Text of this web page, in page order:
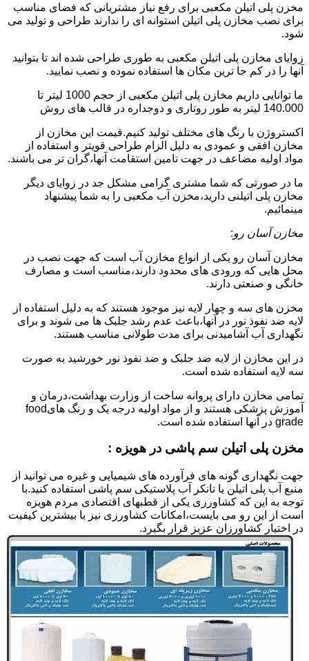
مخزن پلی اتیلن مکعبی برای رفع نیاز مشتریانی که فضای مناسب
برای نصب مخازن پلی اتیلن استوانه ای را ندارند طراحی و تولید می
شود.
زوایای مخازن پلی اتیلن مکعبی به طوری طراحی شده اند تا بتوانید
آنها را در کم جا ترین مکان ها استفاده نموده و نصب نمایید.
ما توانایی داریم مخازن پلی اتیلن مکعبی از حجم 1000 لیتر تا
140.000 لیتر به طور روتاری و دوجداره در قالب های روش
اکستروژن با رنگ های مختلف تولید کنیم.قیمت این مخازن از
مخازن افقی و عمودی به دلیل الزام طراحی قویتر و استفاده از
مواد اولیه مضاعف در جهت تامین استقامت آنها،گران تر می باشند.
ما در صورتی که شما مشتری گرامی مشکل جد در زوایای دیگر
مخازن پلی اتیلنی دارید،مخزن آب مکعبی را به شما پیشنهاد
مینمائیم.
مخازن آسان رو:
مخازن آسان رو یکی از انواع مخازن آب است که جهت نصب در
محل هایی که ورودی های محدود دارند،مناسب است و مصارف
خانگی و صنعتی دارند.
مخزن های سه و چهار لایه نیز موجود هستند که به دلیل استفاده از
لایه ضد نفوذ نور در آنها،باعث عدم رشد جلبک ها می شوند و برای
نگهداری آب آشامیدنی برای مدت طولانی مناسب هستند.
در این مخازن از لایه ضد جلبک و ضد نفوذ نور خورشید به صورت
سه لایه استفاده شده است.
تمامی مخازن دارای پروانه ساخت از وزارت بهداشت،درمان و
آموزش پزشکی هستند و از مواد اولیه درجه یک و رنگ هایfood
grade در آنها استفاده شده است.
مخزن پلی اتیلن سم پاشی در هویزه :
جهت نگهداری گونه های فرآورده های شیمیایی و غیره می توانید از
منبع آب پلی اتیلن یا تانکر آب پلاستیکی سم پاشی استفاده کنید.با
توجه به این که کشاورزی یکی از قطبهای اقتصادی مردم هویزه
است از این رو می بایست،امکانات کشاورزی نیز با بیشترین کیفیت
در اختیار کشاورزان عزیز قرار بگیرد.